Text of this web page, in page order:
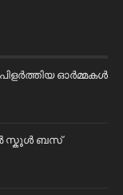
ഓർമ്മകൾ
സ്കൂൾ ബസ്